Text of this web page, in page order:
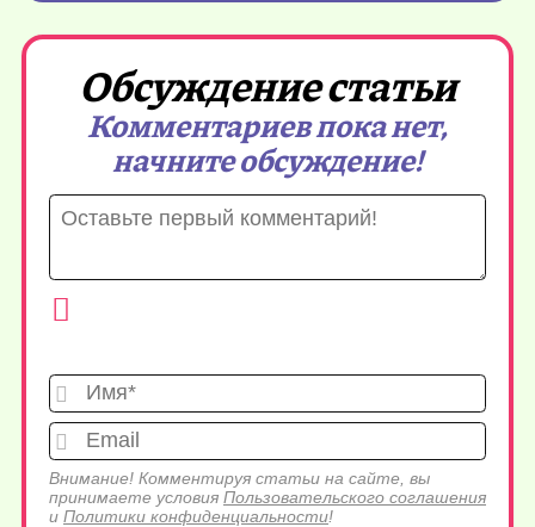
Обсуждение статьи
Комментариев пока нет,
начните обсуждение!
Имя*
Внимание! Комментируя статьи на сайте, вы
принимаете условия Пользовательского соглашения
и Политики конфиденциальности!